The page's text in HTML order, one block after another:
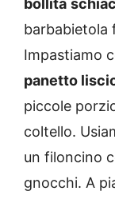
barbabietola
Impastiamo
panetto
piccole
coltello.
un filoncino
gnocchi. A